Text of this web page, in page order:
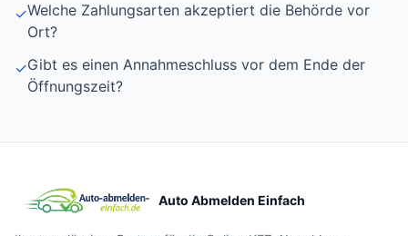
✓Welche Zahlungsarten akzeptiert die Behörde vor
Ort?
✓Gibt es einen Annahmeschluss vor dem Ende der
Öffnungszeit?
Auto Abmelden Einfach